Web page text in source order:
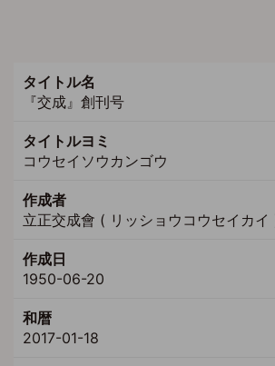
タイトル名
『交成』創刊号
タイトルヨミ
コウセイソウカンゴウ
作成者
立正交成會 ( リッショウコウセイカイ
作成日
1950-06-20
和暦
2017-01-18